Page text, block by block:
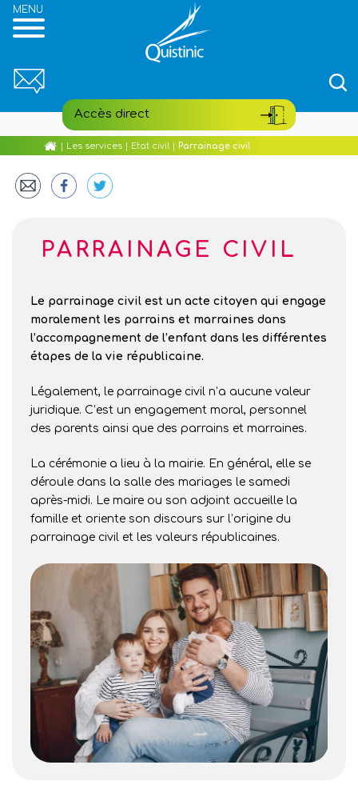
Accès direct
Médiathèque
Village de Poul-Fetan
Hébergements
pour
:
contenu
principal
Accueil Les services Etat civil Parrainage civil
PARRAINAGE CIVIL
Le parrainage civil est un acte citoyen qui engage
moralement les parrains et marraines dans
l’accompagnement de l’enfant dans les différentes
étapes de la vie républicaine.
Légalement, le parrainage civil n’a aucune valeur
juridique. C’est un engagement moral, personnel
des parents ainsi que des parrains et marraines.
La cérémonie a lieu à la mairie. En général, elle se
déroule dans la salle des mariages le samedi
après-midi. Le maire ou son adjoint accueille la
famille et oriente son discours sur l’origine du
parrainage civil et les valeurs républicaines.